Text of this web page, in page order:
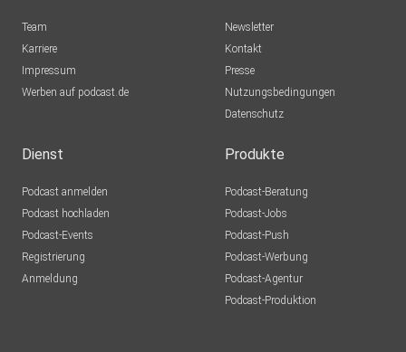
Team
Karriere
Impressum
Werben auf podcast.de
Newsletter
Kontakt
Presse
Nutzungsbedingungen
Datenschutz
Dienst
Podcast anmelden
Podcast hochladen
Podcast-Events
Registrierung
Anmeldung
Produkte
Podcast-Beratung
Podcast-Jobs
Podcast-Push
Podcast-Werbung
Podcast-Agentur
Podcast-Produktion